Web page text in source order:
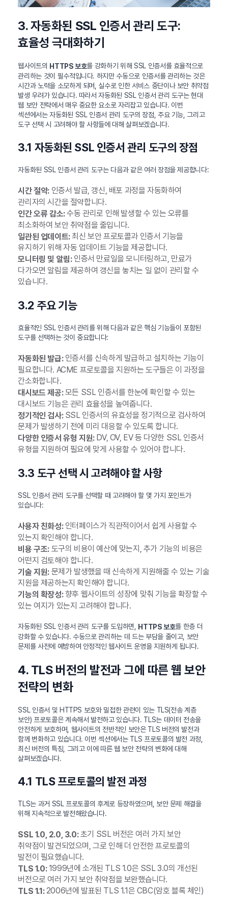
3. 자동화된 SSL 인증서 관리 도구:
효율성 극대화하기
웹사이트의 HTTPS 보호를 강화하기 위해 SSL 인증서를 효율적으로
관리하는 것이 필수적입니다. 하지만 수동으로 인증서를 관리하는 것은
시간과 노력을 소모하게 되며, 실수로 인한 서비스 중단이나 보안 취약점
발생 우려가 있습니다. 따라서 자동화된 SSL 인증서 관리 도구는 현대
웹 보안 전략에서 매우 중요한 요소로 자리잡고 있습니다. 이번
섹션에서는 자동화된 SSL 인증서 관리 도구의 장점, 주요 기능, 그리고
도구 선택 시 고려해야 할 사항들에 대해 살펴보겠습니다.
3.1 자동화된 SSL 인증서 관리 도구의 장점
자동화된 SSL 인증서 관리 도구는 다음과 같은 여러 장점을 제공합니다:
시간 절약:인증서 발급, 갱신, 배포 과정을 자동화하여
관리자의 시간을 절약합니다.
인간 오류 감소:수동 관리로 인해 발생할 수 있는 오류를
최소화하여 보안 취약점을 줄입니다.
일관된 업데이트:최신 보안 프로토콜과 인증서 기능을
유지하기 위해 자동 업데이트 기능을 제공합니다.
모니터링 및 알림:인증서 만료일을 모니터링하고, 만료가
다가오면 알림을 제공하여 갱신을 놓치는 일 없이 관리할 수
있습니다.
3.2 주요 기능
효율적인 SSL 인증서 관리를 위해 다음과 같은 핵심 기능들이 포함된
도구를 선택하는 것이 중요합니다:
자동화된 발급:인증서를 신속하게 발급하고 설치하는 기능이
필요합니다. ACME 프로토콜을 지원하는 도구들은 이 과정을
간소화합니다.
대시보드 제공:모든 SSL 인증서를 한눈에 확인할 수 있는
대시보드 기능은 관리 효율성을 높여줍니다.
정기적인 검사:SSL 인증서의 유효성을 정기적으로 검사하여
문제가 발생하기 전에 미리 대응할 수 있도록 합니다.
다양한 인증서 유형 지원:DV, OV, EV 등 다양한 SSL 인증서
유형을 지원하여 필요에 맞게 사용할 수 있어야 합니다.
3.3 도구 선택 시 고려해야 할 사항
SSL 인증서 관리 도구를 선택할 때 고려해야 할 몇 가지 포인트가
있습니다:
사용자 친화성:인터페이스가 직관적이어서 쉽게 사용할 수
있는지 확인해야 합니다.
비용 구조:도구의 비용이 예산에 맞는지, 추가 기능의 비용은
어떤지 검토해야 합니다.
기술 지원:문제가 발생했을 때 신속하게 지원해줄 수 있는 기술
지원을 제공하는지 확인해야 합니다.
기능의 확장성:향후 웹사이트의 성장에 맞춰 기능을 확장할 수
있는 여지가 있는지 고려해야 합니다.
자동화된 SSL 인증서 관리 도구를 도입하면, HTTPS 보호를 한층 더
강화할 수 있습니다. 수동으로 관리하는 데 드는 부담을 줄이고, 보안
문제를 사전에 예방하여 안정적인 웹사이트 운영을 지원하게 됩니다.
4. TLS 버전의 발전과 그에 따른 웹 보안
전략의 변화
SSL 인증서 및 HTTPS 보호와 밀접한 관련이 있는 TLS(전송 계층
보안) 프로토콜은 계속해서 발전하고 있습니다. TLS는 데이터 전송을
안전하게 보호하며, 웹사이트의 전반적인 보안은 TLS 버전의 발전과
함께 변화하고 있습니다. 이번 섹션에서는 TLS 프로토콜의 발전 과정,
최신 버전의 특징, 그리고 이에 따른 웹 보안 전략의 변화에 대해
살펴보겠습니다.
4.1 TLS 프로토콜의 발전 과정
TLS는 과거 SSL 프로토콜의 후계로 등장하였으며, 보안 문제 해결을
위해 지속적으로 발전해왔습니다.
SSL 1.0, 2.0, 3.0:초기 SSL 버전은 여러 가지 보안
취약점이 발견되었으며, 그로 인해 더 안전한 프로토콜의
발전이 필요했습니다.
TLS 1.0:1999년에 소개된 TLS 1.0은 SSL 3.0의 개선된
버전으로 여러 가지 보안 취약점을 보완했습니다.
TLS 1.1:2006년에 발표된 TLS 1.1은 CBC(암호 블록 체인)